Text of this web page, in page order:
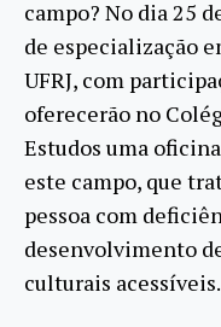
campo? No dia 25
de especialização
UFRJ, com
oferecerão no
Estudos uma
este campo, que
pessoa com
desenvolvimento
culturais acessíveis.